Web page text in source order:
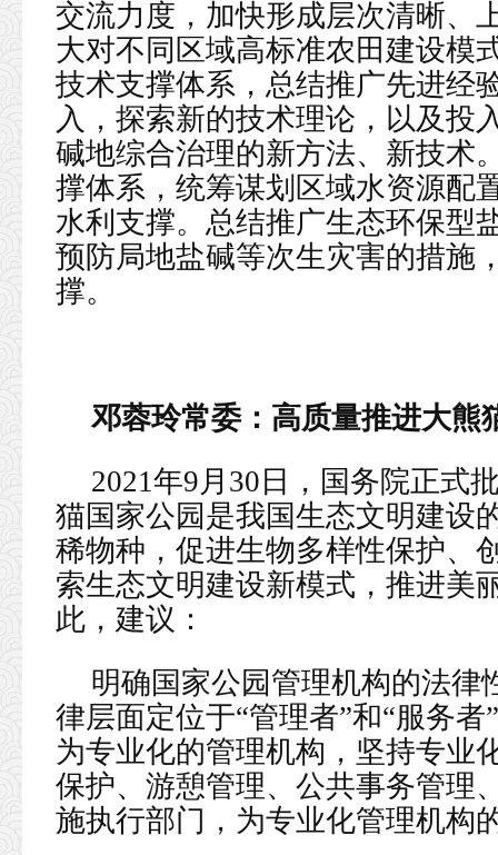
交流力度，加快形成层次清晰、
大对不同区域高标准农田建设模
技术支撑体系，总结推广先进经
入，探索新的技术理论，以及投
碱地综合治理的新方法、新技术
撑体系，统筹谋划区域水资源配
水利支撑。总结推广生态环保型
预防局地盐碱等次生灾害的措施
撑。
邓蓉玲常委： 高质量推进大熊
2021年9月30日，国务院正式
猫国家公园是我国生态文明建设
稀物种，促进生物多样性保护、
索生态文明建设新模式，推进美
此，建议：
明确国家公园管理机构的法律
律层面定位于“管理者”和“服务
为专业化的管理机构，坚持专业
保护、游憩管理、公共事务管理
施执行部门，为专业化管理机构